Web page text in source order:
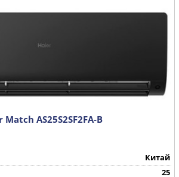
Match AS25S2SF2FA-B
Китай
25